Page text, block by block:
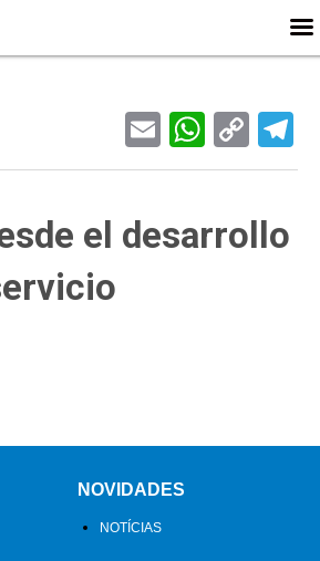
Email
Link
el desarrollo
NOVIDADES
NOTÍCIAS